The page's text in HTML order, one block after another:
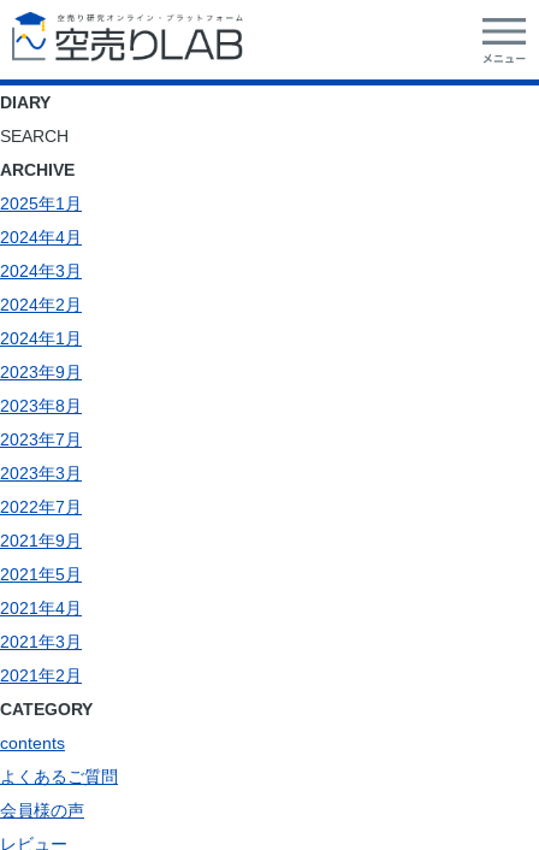
DIARY
SEARCH
ARCHIVE
2025年1月
2024年4月
2024年3月
2024年2月
2024年1月
2023年9月
2023年8月
2023年7月
2023年3月
2022年7月
2021年9月
2021年5月
2021年4月
2021年3月
2021年2月
CATEGORY
contents
よくあるご質問
会員様の声
レビュー